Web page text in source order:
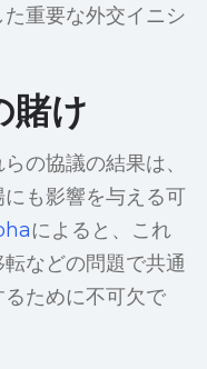
重要な外交イニシ
賭け
の協議の結果は、
も影響を与える可
によると、これ
などの問題で共通
ために不可欠で